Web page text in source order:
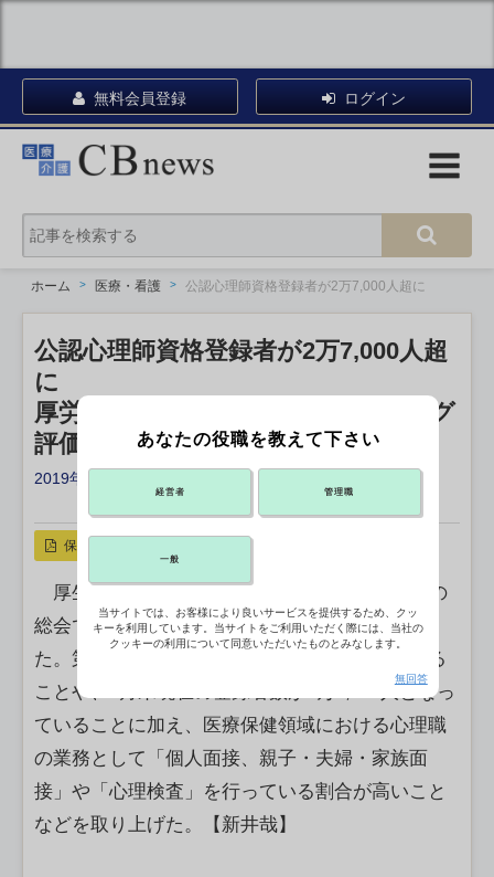
無料会員登録 ログイン
ホーム 医療・看護 公認心理師資格登録者が2万7,000人超に
公認心理師資格登録者が2万7,000人超
に
厚労省、中医協に児童カウンセリング
評価提示も
2019年11月22日 13:45
保存
厚生労働省は20日、中央社会保険医療協議会の
総会で、公認心理師の資格登録者数などを示し
た。第1回と第2回試験の合格者が3万6,438人いる
ことや、9月末現在の登録者数が2万7,344人となっ
ていることに加え、医療保健領域における心理職
の業務として「個人面接、親子・夫婦・家族面
接」や「心理検査」を行っている割合が高いこと
などを取り上げた。【新井哉】
あなたの役職を教えて下さい
経営者 管理職
一般
当サイトでは、お客様により良いサービスを提供するため、クッ
キーを利用しています。当サイトをご利用いただく際には、当社の
クッキーの利用について同意いただいたものとみなします。
無回答